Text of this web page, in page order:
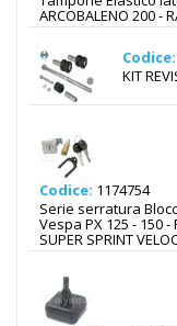
ARCOBALENO 200 -
Codice:
KIT
Codice: 1174754
Serie serratura
Vespa PX 125 - 150 -
SUPER SPRINT